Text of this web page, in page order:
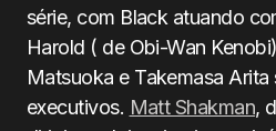
série, com Black atuando
Harold ( de Obi-Wan
Matsuoka e Takemasa
executivos. Matt Shakman,